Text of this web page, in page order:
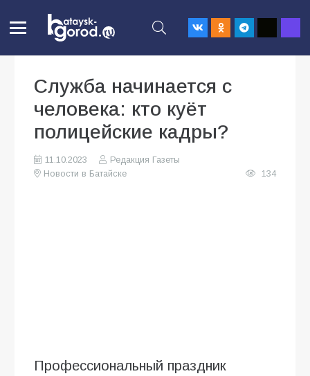
Служба начинается с
человека: кто куёт
полицейские кадры?
11.10.2023
Редакция Газеты
Новости в Батайске
134
Профессиональный праздник